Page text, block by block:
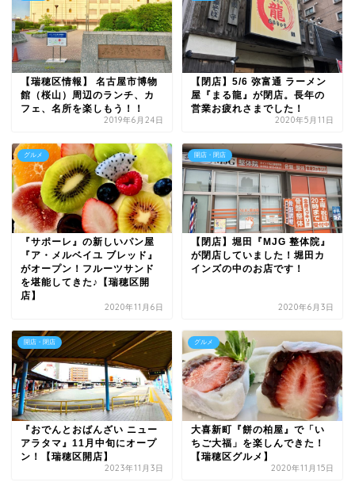
【瑞穂区情報】 名古屋市博物
館（桜山）周辺のランチ、カ
フェ、名所を楽しもう！！
2019年6月24日
【閉店】5/6 弥富通 ラーメン
屋『まる龍』が閉店。長年の
営業お疲れさまでした！
2020年5月11日
グルメ
『サポーレ』の新しいパン屋
『ア・メルベイユ ブレッド』
がオープン！フルーツサンド
を堪能してきた♪【瑞穂区開
店】
2020年11月6日
開店・閉店
【閉店】堀田『MJG 整体院』
が閉店していました！堀田カ
インズの中のお店です！
2020年6月3日
開店・閉店
『おでんとおばんざい ニュー
アラタマ』11月中旬にオープ
ン！【瑞穂区開店】
2023年11月3日
グルメ
大喜新町『餅の柏屋』で「い
ちご大福」を楽しんできた！
【瑞穂区グルメ】
2020年11月15日